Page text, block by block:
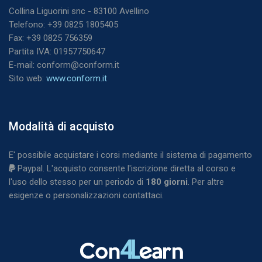
Collina Liguorini snc - 83100 Avellino
Telefono: +39 0825 1805405
Fax: +39 0825 756359
Partita IVA: 01957750647
E-mail: conform@conform.it
Sito web: www.conform.it
Blocchi
Salta Modalità di acquisto
Modalità di acquisto
E' possibile acquistare i corsi mediante il sistema di pagamento
Paypal. L'acquisto consente l'iscrizione diretta al corso e
l'uso dello stesso per un periodo di 180 giorni. Per altre
esigenze o personalizzazioni contattaci.